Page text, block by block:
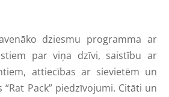
dziesmu programma ar
par viņa dzīvi, saistību ar
attiecības ar sievietēm un
“Rat Pack” piedzīvojumi. Citāti un